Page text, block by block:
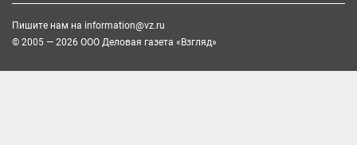
Пишите нам на information@vz.ru
© 2005 — 2026 ООО Деловая газета «Взгляд»